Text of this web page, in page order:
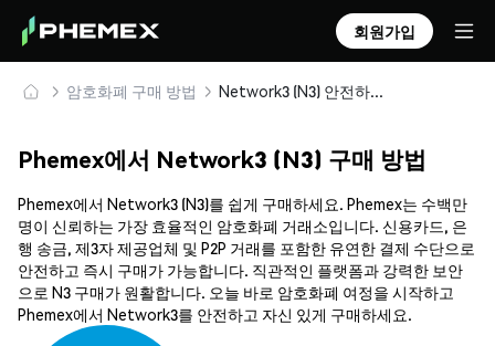
회원가입
암호화폐 구매 방법 Network3 (N3) 안전하게 구매 및 보관
Phemex에서 Network3 (N3) 구매 방법
Phemex에서 Network3 (N3)를 쉽게 구매하세요. Phemex는 수백만
명이 신뢰하는 가장 효율적인 암호화폐 거래소입니다. 신용카드, 은
행 송금, 제3자 제공업체 및 P2P 거래를 포함한 유연한 결제 수단으로
안전하고 즉시 구매가 가능합니다. 직관적인 플랫폼과 강력한 보안
으로 N3 구매가 원활합니다. 오늘 바로 암호화폐 여정을 시작하고
Phemex에서 Network3를 안전하고 자신 있게 구매하세요.